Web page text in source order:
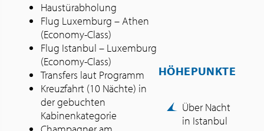
Haustürabholung
Flug Luxemburg – Athen
(Economy-Class)
Flug Istanbul – Luxemburg
(Economy-Class)
Transfers laut Programm
Kreuzfahrt (10 Nächte) in
der gebuchten
Kabinenkategorie
HÖHEPUNKTE
Über Nacht
in Istanbul